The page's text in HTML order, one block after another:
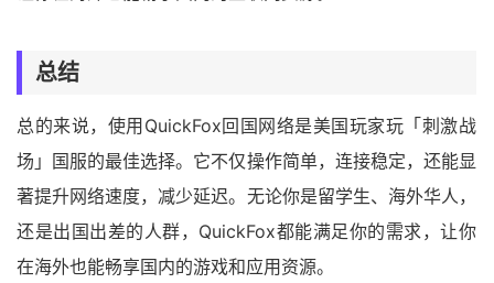
总结
总的来说，使用QuickFox回国网络是美国玩家玩「刺激战
场」国服的最佳选择。它不仅操作简单，连接稳定，还能显
著提升网络速度，减少延迟。无论你是留学生、海外华人，
还是出国出差的人群，QuickFox都能满足你的需求，让你
在海外也能畅享国内的游戏和应用资源。